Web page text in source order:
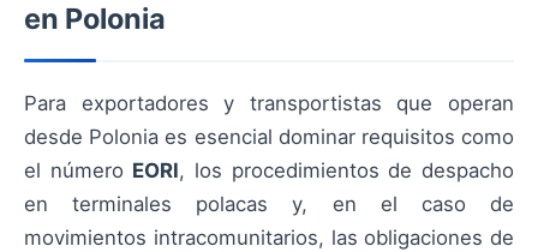
en Polonia
Para exportadores y transportistas que operan
desde Polonia es esencial dominar requisitos como
el número EORI, los procedimientos de despacho
en terminales polacas y, en el caso de
movimientos intracomunitarios, las obligaciones de